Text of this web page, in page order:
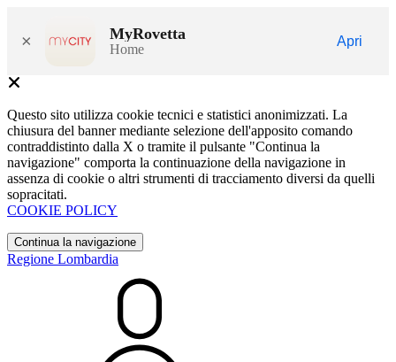
× MyRovetta
Home
Apri
Questo sito utilizza cookie tecnici e statistici anonimizzati. La
chiusura del banner mediante selezione dell'apposito comando
contraddistinto dalla X o tramite il pulsante "Continua la
navigazione" comporta la continuazione della navigazione in
assenza di cookie o altri strumenti di tracciamento diversi da quelli
sopracitati.
COOKIE POLICY
Continua la navigazione
Regione Lombardia